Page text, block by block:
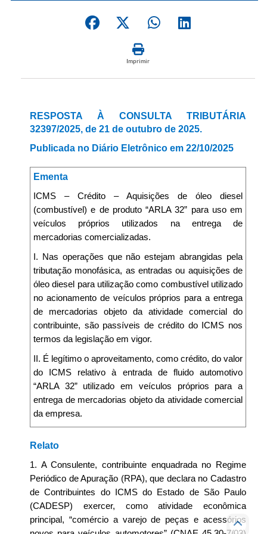
Imprimir
RESPOSTA À CONSULTA TRIBUTÁRIA
32397/2025, de 21 de outubro de 2025.
Publicada no Diário Eletrônico em 22/10/2025
Ementa
ICMS – Crédito – Aquisições de óleo diesel
(combustível) e de produto “ARLA 32” para uso em
veículos próprios utilizados na entrega de
mercadorias comercializadas.
I. Nas operações que não estejam abrangidas pela
tributação monofásica, as entradas ou aquisições de
óleo diesel para utilização como combustível utilizado
no acionamento de veículos próprios para a entrega
de mercadorias objeto da atividade comercial do
contribuinte, são passíveis de crédito do ICMS nos
termos da legislação em vigor.
II. É legítimo o aproveitamento, como crédito, do valor
do ICMS relativo à entrada de fluido automotivo
“ARLA 32” utilizado em veículos próprios para a
entrega de mercadorias objeto da atividade comercial
da empresa.
Relato
1. A Consulente, contribuinte enquadrada no Regime
Periódico de Apuração (RPA), que declara no Cadastro
de Contribuintes do ICMS do Estado de São Paulo
(CADESP) exercer, como atividade econômica
principal, “comércio a varejo de peças e acessórios